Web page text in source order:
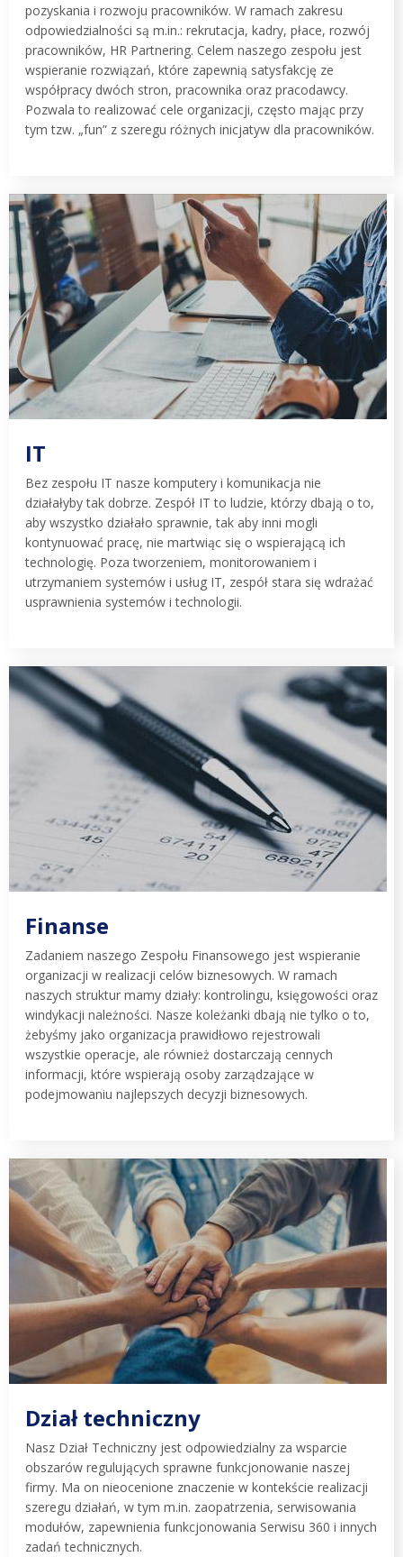
pozyskania i rozwoju pracowników. W ramach zakresu
odpowiedzialności są m.in.: rekrutacja, kadry, płace, rozwój
pracowników, HR Partnering. Celem naszego zespołu jest
wspieranie rozwiązań, które zapewnią satysfakcję ze
współpracy dwóch stron, pracownika oraz pracodawcy.
Pozwala to realizować cele organizacji, często mając przy
tym tzw. „fun” z szeregu różnych inicjatyw dla pracowników.
IT
Bez zespołu IT nasze komputery i komunikacja nie
działałyby tak dobrze. Zespół IT to ludzie, którzy dbają o to,
aby wszystko działało sprawnie, tak aby inni mogli
kontynuować pracę, nie martwiąc się o wspierającą ich
technologię. Poza tworzeniem, monitorowaniem i
utrzymaniem systemów i usług IT, zespół stara się wdrażać
usprawnienia systemów i technologii.
Finanse
Zadaniem naszego Zespołu Finansowego jest wspieranie
organizacji w realizacji celów biznesowych. W ramach
naszych struktur mamy działy: kontrolingu, księgowości oraz
windykacji należności. Nasze koleżanki dbają nie tylko o to,
żebyśmy jako organizacja prawidłowo rejestrowali
wszystkie operacje, ale również dostarczają cennych
informacji, które wspierają osoby zarządzające w
podejmowaniu najlepszych decyzji biznesowych.
Dział techniczny
Nasz Dział Techniczny jest odpowiedzialny za wsparcie
obszarów regulujących sprawne funkcjonowanie naszej
firmy. Ma on nieocenione znaczenie w kontekście realizacji
szeregu działań, w tym m.in. zaopatrzenia, serwisowania
modułów, zapewnienia funkcjonowania Serwisu 360 i innych
zadań technicznych.